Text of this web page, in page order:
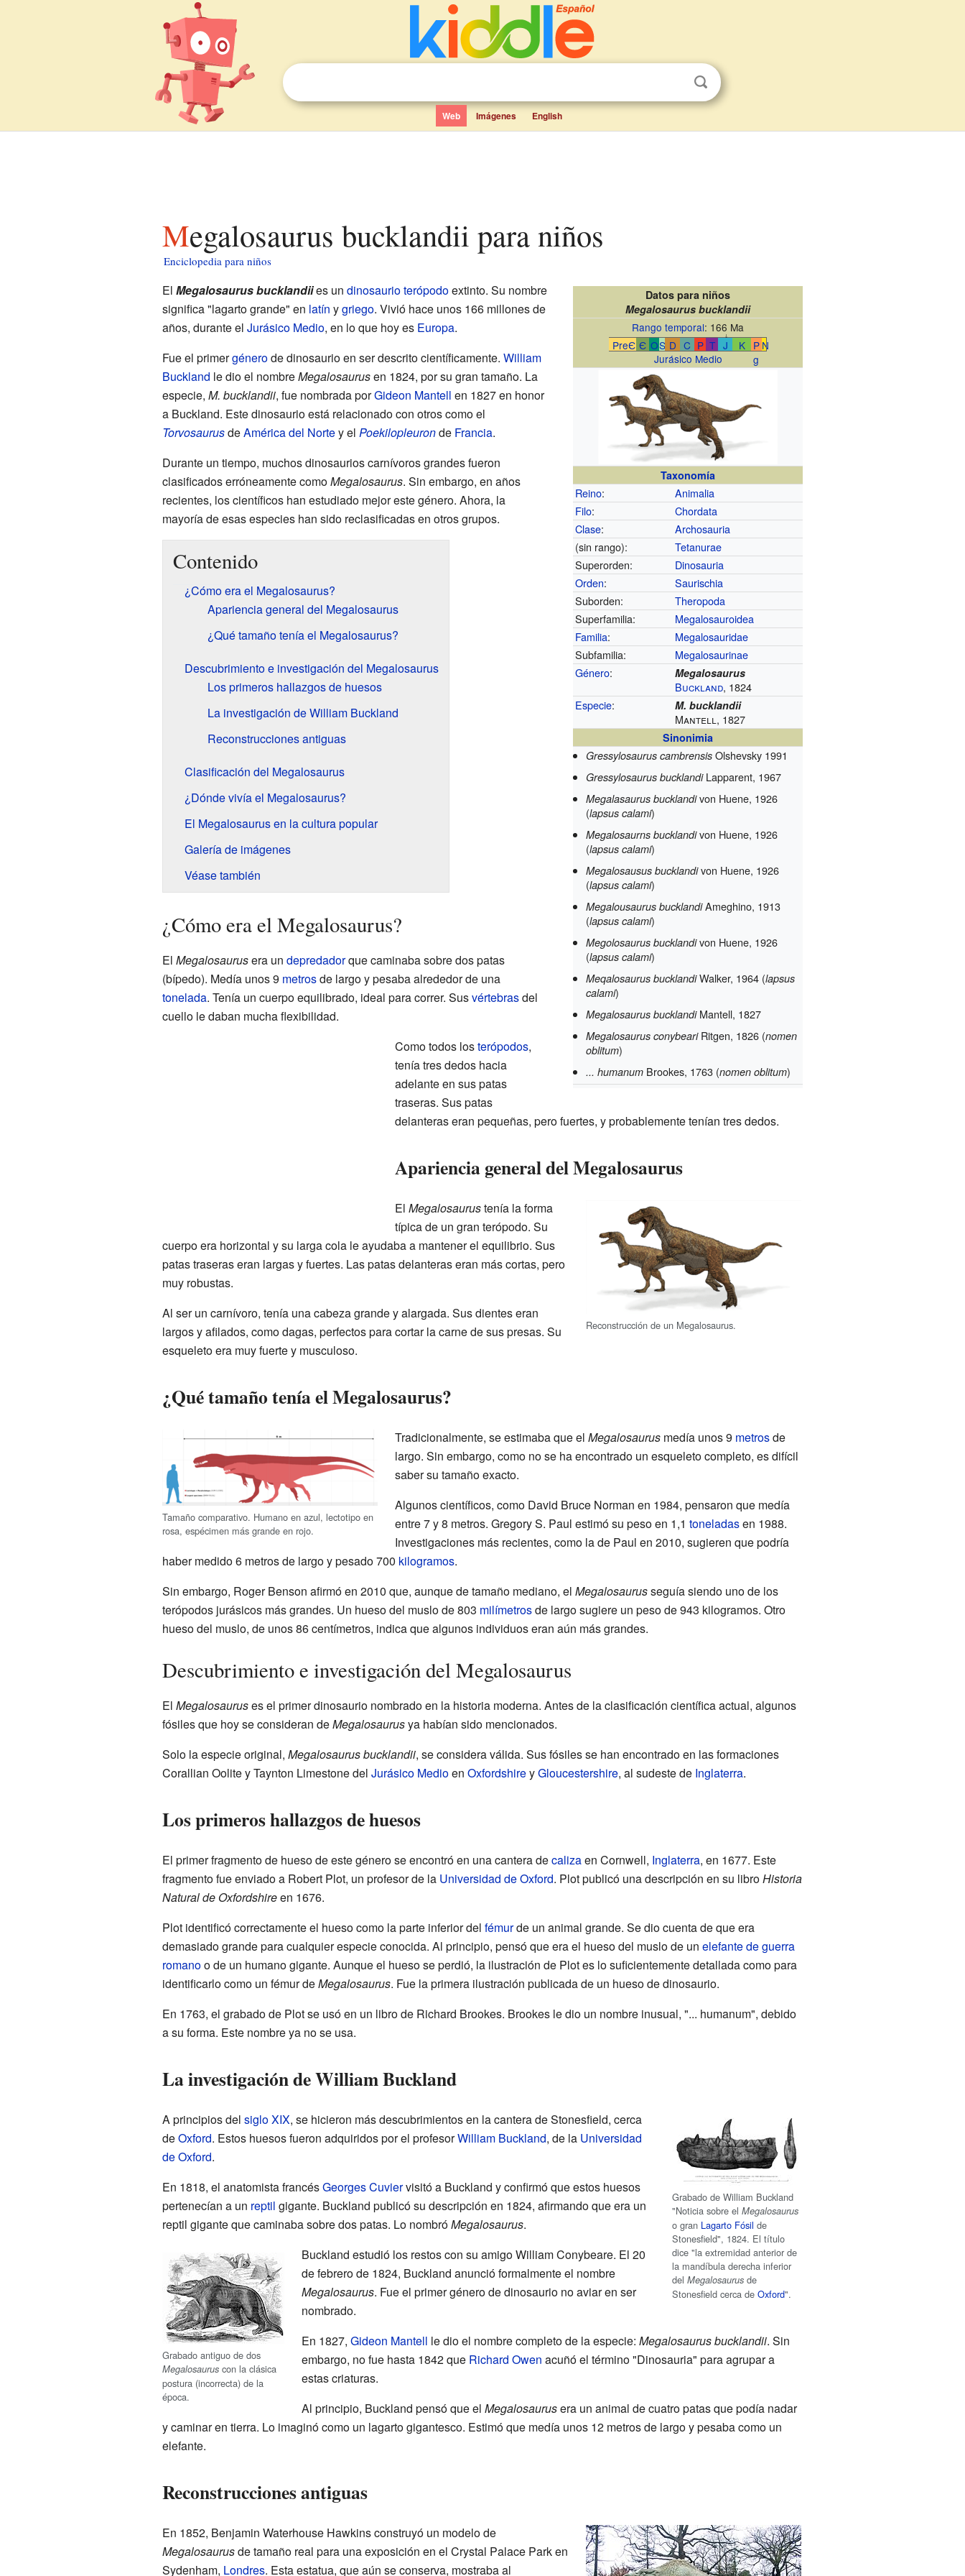
Web Imágenes English
Megalosaurus bucklandii para niños
Enciclopedia para niños
Datos para niños
Megalosaurus bucklandii
Rango temporal: 166 Ma
PreЄ Є OS D C P T J K
P
g
N
↓
Jurásico Medio
Taxonomía
Reino:
Animalia
Filo:
Chordata
Clase:
Archosauria
(sin rango):
Tetanurae
Superorden:
Dinosauria
Orden:
Saurischia
Suborden:
Theropoda
Superfamilia:
Megalosauroidea
Familia:
Megalosauridae
Subfamilia:
Megalosaurinae
Género: Megalosaurus
Buckland, 1824
Especie: M. bucklandii
Mantell, 1827
Sinonimia
Gressylosaurus cambrensis Olshevsky 1991
Gressylosaurus bucklandi Lapparent, 1967
Megalasaurus bucklandi von Huene, 1926
(lapsus calami)
Megalosaurns bucklandi von Huene, 1926
(lapsus calami)
Megalosausus bucklandi von Huene, 1926
(lapsus calami)
Megalousaurus bucklandi Ameghino, 1913
(lapsus calami)
Megolosaurus bucklandi von Huene, 1926
(lapsus calami)
Meqalosaurus bucklandi Walker, 1964 (lapsus
calami)
Megalosaurus bucklandi Mantell, 1827
Megalosaurus conybeari Ritgen, 1826 (nomen
oblitum)
... humanum Brookes, 1763 (nomen oblitum)
El Megalosaurus bucklandiies un dinosaurioterópodoextinto. Su nombre
significa "lagarto grande" en latín ygriego. Vivió hace unos 166 millones de
años, durante el Jurásico Medio, en lo que hoy es Europa.
Fue el primergénerode dinosaurio en ser descrito científicamente. William
Buckland le dio el nombreMegalosaurusen 1824, por su gran tamaño. La
especie, M. bucklandii, fue nombrada porGideon Mantell en 1827 en honor
a Buckland. Este dinosaurio está relacionado con otros como el
TorvosaurusdeAmérica del Nortey el Poekilopleuronde Francia.
Durante un tiempo, muchos dinosaurios carnívoros grandes fueron
clasificados erróneamente comoMegalosaurus. Sin embargo, en años
recientes, los científicos han estudiado mejor este género. Ahora, la
mayoría de esas especies han sido reclasificadas en otros grupos.
Contenido
¿Cómo era el Megalosaurus?
Apariencia general del Megalosaurus
¿Qué tamaño tenía el Megalosaurus?
Descubrimiento e investigación del Megalosaurus
Los primeros hallazgos de huesos
La investigación de William Buckland
Reconstrucciones antiguas
Clasificación del Megalosaurus
¿Dónde vivía el Megalosaurus?
El Megalosaurus en la cultura popular
Galería de imágenes
Véase también
¿Cómo era el Megalosaurus?
El Megalosaurusera un depredadorque caminaba sobre dos patas
(bípedo). Medía unos 9 metrosde largo y pesaba alrededor de una
tonelada. Tenía un cuerpo equilibrado, ideal para correr. Susvértebrasdel
cuello le daban mucha flexibilidad.
Como todos losterópodos,
tenía tres dedos hacia
adelante en sus patas
traseras. Sus patas
delanteras eran pequeñas, pero fuertes, y probablemente tenían tres dedos.
Apariencia general del Megalosaurus
Reconstrucción de un Megalosaurus.
El Megalosaurustenía la forma
típica de un gran terópodo. Su
cuerpo era horizontal y su larga cola le ayudaba a mantener el equilibrio. Sus
patas traseras eran largas y fuertes. Las patas delanteras eran más cortas, pero
muy robustas.
Al ser un carnívoro, tenía una cabeza grande y alargada. Sus dientes eran
largos y afilados, como dagas, perfectos para cortar la carne de sus presas. Su
esqueleto era muy fuerte y musculoso.
¿Qué tamaño tenía el Megalosaurus?
Tamaño comparativo. Humano en azul, lectotipo en
rosa, espécimen más grande en rojo.
Tradicionalmente, se estimaba que el Megalosaurusmedía unos 9 metrosde
largo. Sin embargo, como no se ha encontrado un esqueleto completo, es difícil
saber su tamaño exacto.
Algunos científicos, como David Bruce Norman en 1984, pensaron que medía
entre 7 y 8 metros. Gregory S. Paul estimó su peso en 1,1 toneladasen 1988.
Investigaciones más recientes, como la de Paul en 2010, sugieren que podría
haber medido 6 metros de largo y pesado 700 kilogramos.
Sin embargo, Roger Benson afirmó en 2010 que, aunque de tamaño mediano, el Megalosaurusseguía siendo uno de los
terópodos jurásicos más grandes. Un hueso del muslo de 803 milímetrosde largo sugiere un peso de 943 kilogramos. Otro
hueso del muslo, de unos 86 centímetros, indica que algunos individuos eran aún más grandes.
Descubrimiento e investigación del Megalosaurus
El Megalosauruses el primer dinosaurio nombrado en la historia moderna. Antes de la clasificación científica actual, algunos
fósiles que hoy se consideran deMegalosaurusya habían sido mencionados.
Solo la especie original, Megalosaurus bucklandii, se considera válida. Sus fósiles se han encontrado en las formaciones
Corallian Oolite y Taynton Limestone del Jurásico Medioen OxfordshireyGloucestershire, al sudeste de Inglaterra.
Los primeros hallazgos de huesos
El primer fragmento de hueso de este género se encontró en una cantera decalizaen Cornwell, Inglaterra, en 1677. Este
fragmento fue enviado a Robert Plot, un profesor de la Universidad de Oxford. Plot publicó una descripción en su libroHistoria
Natural de Oxfordshireen 1676.
Plot identificó correctamente el hueso como la parte inferior del fémurde un animal grande. Se dio cuenta de que era
demasiado grande para cualquier especie conocida. Al principio, pensó que era el hueso del muslo de un elefante de guerra
romanoo de un humano gigante. Aunque el hueso se perdió, la ilustración de Plot es lo suficientemente detallada como para
identificarlo como un fémur deMegalosaurus. Fue la primera ilustración publicada de un hueso de dinosaurio.
En 1763, el grabado de Plot se usó en un libro de Richard Brookes. Brookes le dio un nombre inusual, "... humanum", debido
a su forma. Este nombre ya no se usa.
La investigación de William Buckland
Grabado de William Buckland
"Noticia sobre elMegalosaurus
o gran Lagarto Fósil de
Stonesfield", 1824. El título
dice "la extremidad anterior de
la mandíbula derecha inferior
delMegalosaurus de
Stonesfield cerca deOxford".
A principios del siglo XIX, se hicieron más descubrimientos en la cantera de Stonesfield, cerca
deOxford. Estos huesos fueron adquiridos por el profesorWilliam Buckland, de la Universidad
de Oxford.
En 1818, el anatomista francésGeorges Cuviervisitó a Buckland y confirmó que estos huesos
pertenecían a un reptil gigante. Buckland publicó su descripción en 1824, afirmando que era un
reptil gigante que caminaba sobre dos patas. Lo nombróMegalosaurus.
Grabado antiguo de dos
Megalosauruscon la clásica
postura (incorrecta) de la
época.
Buckland estudió los restos con su amigo William Conybeare. El 20
de febrero de 1824, Buckland anunció formalmente el nombre
Megalosaurus. Fue el primer género de dinosaurio no aviar en ser
nombrado.
En 1827, Gideon Mantell le dio el nombre completo de la especie: Megalosaurus bucklandii. Sin
embargo, no fue hasta 1842 que Richard Owen acuñó el término "Dinosauria" para agrupar a
estas criaturas.
Al principio, Buckland pensó que el Megalosaurusera un animal de cuatro patas que podía nadar
y caminar en tierra. Lo imaginó como un lagarto gigantesco. Estimó que medía unos 12 metros de largo y pesaba como un
elefante.
Reconstrucciones antiguas
En 1852, Benjamin Waterhouse Hawkins construyó un modelo de
Megalosaurusde tamaño real para una exposición en el Crystal Palace Park en
Sydenham, Londres. Esta estatua, que aún se conserva, mostraba al